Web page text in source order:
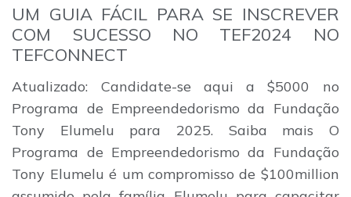
UM GUIA FÁCIL PARA SE INSCREVER
COM SUCESSO NO TEF2024 NO
TEFCONNECT
Atualizado: Candidate-se aqui a $5000 no
Programa de Empreendedorismo da Fundação
Tony Elumelu para 2025. Saiba mais O
Programa de Empreendedorismo da Fundação
Tony Elumelu é um compromisso de $100million